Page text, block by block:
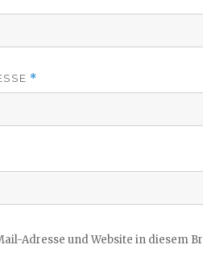
*
Adresse und Website in diesem